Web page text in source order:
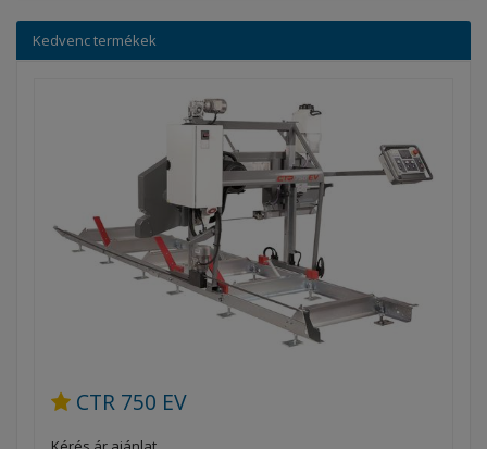
Kedvenc termékek
CTR 750 EV